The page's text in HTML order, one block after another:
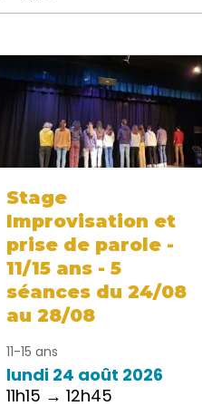
Stage
Improvisation et
prise de parole -
11/15 ans - 5
séances du 24/08
au 28/08
11-15 ans
lundi 24 août 2026
11h15 → 12h45